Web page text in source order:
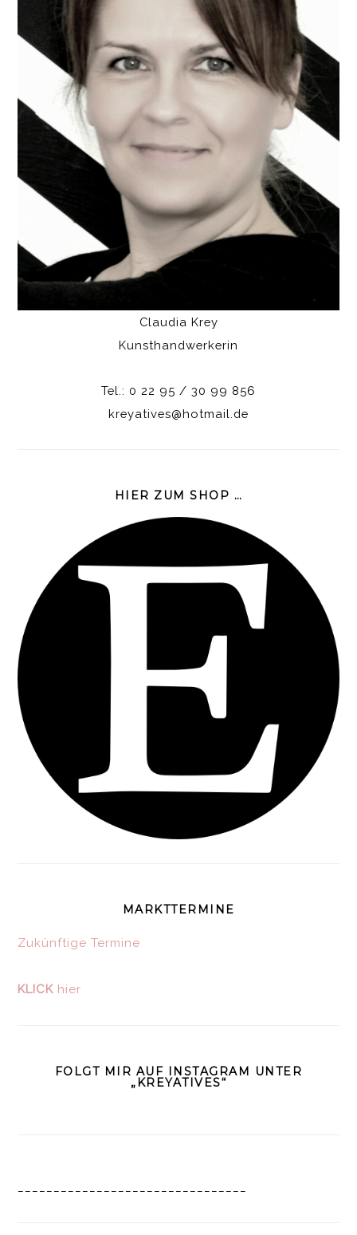
Claudia Krey
Kunsthandwerkerin
Tel.: 0 22 95 / 30 99 856
kreyatives@hotmail.de
HIER ZUM SHOP …
MARKTTERMINE
Zukünftige Termine
KLICK hier
FOLGT MIR AUF INSTAGRAM UNTER
„KREYATIVES“